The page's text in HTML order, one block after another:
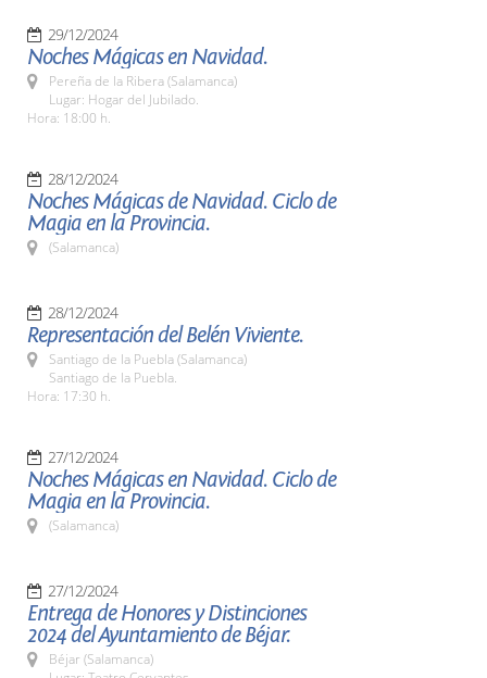
29/12/2024
Noches Mágicas en Navidad.
Pereña de la Ribera (Salamanca)
Lugar: Hogar del Jubilado.
Hora: 18:00 h.
28/12/2024
Noches Mágicas de Navidad. Ciclo de
Magia en la Provincia.
(Salamanca)
28/12/2024
Representación del Belén Viviente.
Santiago de la Puebla (Salamanca)
Santiago de la Puebla.
Hora: 17:30 h.
27/12/2024
Noches Mágicas en Navidad. Ciclo de
Magia en la Provincia.
(Salamanca)
27/12/2024
Entrega de Honores y Distinciones
2024 del Ayuntamiento de Béjar.
Béjar (Salamanca)